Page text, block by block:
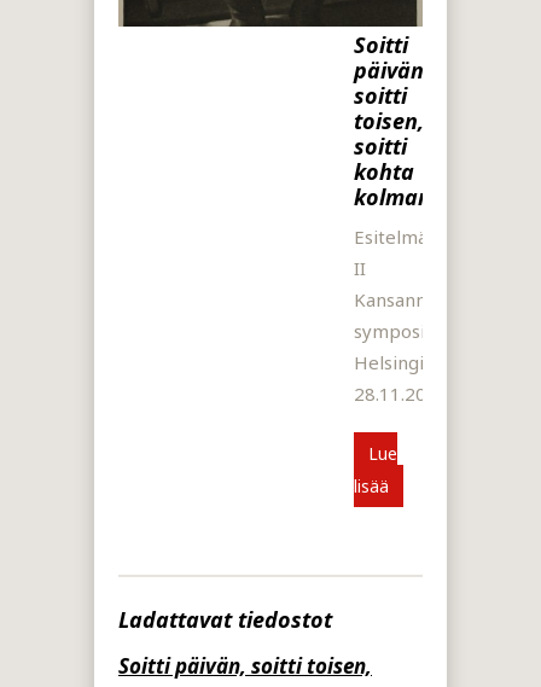
Soitti
päivän,
soitti
toisen,
soitti
kohta
kolmannenki
Esitelmä
II
symposiumissa
Helsingissä
28.11.2016.
Lue
lisää
Ladattavat tiedostot
Soitti päivän, soitti toisen,